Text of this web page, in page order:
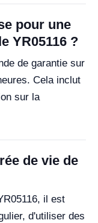
pour une
YR05116 ?
de garantie sur
Cela inclut
sur la
de vie de
il est
d'utiliser des